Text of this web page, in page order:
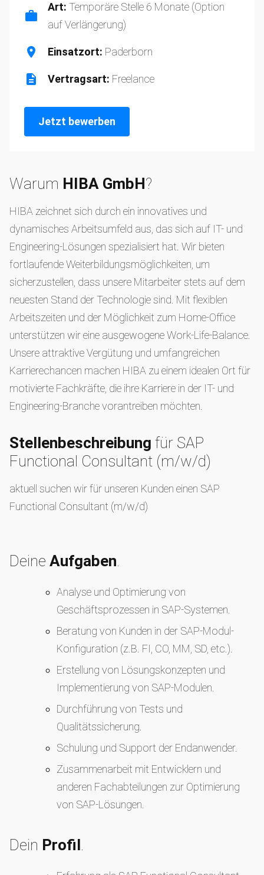
Art: Temporäre Stelle 6 Monate (Option
auf Verlängerung)
Einsatzort: Paderborn
Vertragsart: Freelance
Jetzt bewerben
Warum HIBA GmbH?
HIBA zeichnet sich durch ein innovatives und
dynamisches Arbeitsumfeld aus, das sich auf IT- und
Engineering-Lösungen spezialisiert hat. Wir bieten
fortlaufende Weiterbildungsmöglichkeiten, um
sicherzustellen, dass unsere Mitarbeiter stets auf dem
neuesten Stand der Technologie sind. Mit flexiblen
Arbeitszeiten und der Möglichkeit zum Home-Office
unterstützen wir eine ausgewogene Work-Life-Balance.
Unsere attraktive Vergütung und umfangreichen
Karrierechancen machen HIBA zu einem idealen Ort für
motivierte Fachkräfte, die ihre Karriere in der IT- und
Engineering-Branche vorantreiben möchten.
Stellenbeschreibung für SAP
Functional Consultant (m/w/d)
aktuell suchen wir für unseren Kunden einen SAP
Functional Consultant (m/w/d)
Deine Aufgaben.
Analyse und Optimierung von
Geschäftsprozessen in SAP-Systemen.
Beratung von Kunden in der SAP-Modul-
Konfiguration (z.B. FI, CO, MM, SD, etc.).
Erstellung von Lösungskonzepten und
Implementierung von SAP-Modulen.
Durchführung von Tests und
Qualitätssicherung.
Schulung und Support der Endanwender.
Zusammenarbeit mit Entwicklern und
anderen Fachabteilungen zur Optimierung
von SAP-Lösungen.
Dein Profil.